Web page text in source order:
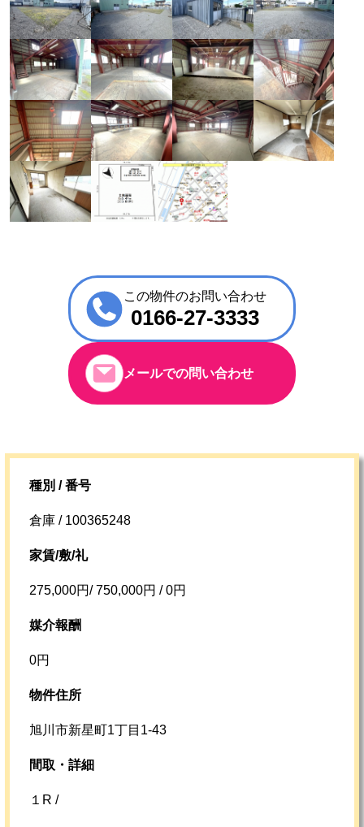
この物件のお問い合わせ
0166-27-3333
メールでの問い合わせ
種別 / 番号
倉庫 / 100365248
家賃/敷/礼
275,000円/ 750,000円 / 0円
媒介報酬
0円
物件住所
旭川市新星町1丁目1-43
間取・詳細
１R /